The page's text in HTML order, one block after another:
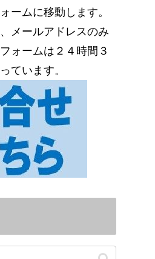
ームに移動します。
メールアドレスのみ
ォームは２４時間３
ています。